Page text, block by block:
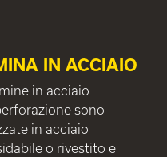
IN ACCIAIO
in acciaio
sono
in acciaio
o rivestito e